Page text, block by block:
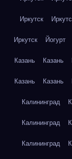
Иркутск
Иркутск Йогурт
Казань Казань
Казань Казань
Калининград
Калининград
Калининград